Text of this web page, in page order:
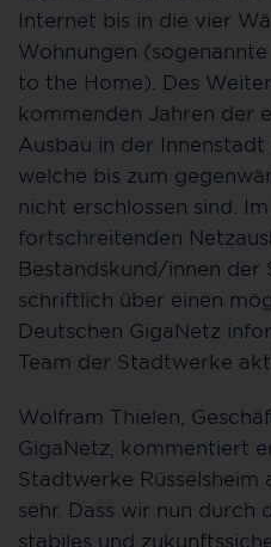
Internet bis in die vier
Wohnungen
to the Home). Des
kommenden Jahren der
Ausbau in der Innenstadt
welche bis zum
nicht erschlossen sind.
fortschreitenden
Bestandskund/innen der
schriftlich über einen
Deutschen GigaNetz
Team der Stadtwerke
Wolfram Thielen,
GigaNetz, kommentiert
Stadtwerke
sehr. Dass wir nun durch
stabiles und